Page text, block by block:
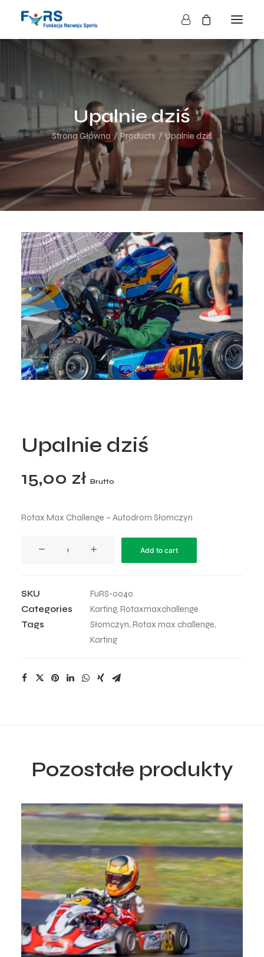
O FUNDACJI
DZIAŁALNOŚĆ
BLOG
KONTAKT
SKLEP
NASZE AKCJE
Upalnie dziś
Strona Główna Products Upalnie dziś
Upalnie dziś
15,00 zł Brutto
Rotax Max Challenge – Autodrom Słomczyn
Add to cart
SKU
FuRS-0040
Categories
Karting, Rotaxmaxchallenge
Tags
Słomczyn, Rotax max challenge,
Karting
Pozostałe produkty